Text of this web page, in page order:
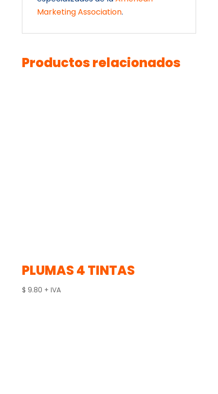
Marketing Association.
Productos relacionados
PLUMAS 4 TINTAS
$ 9.80 + IVA